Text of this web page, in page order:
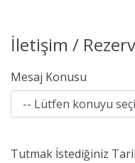
İletişim /
Mesaj Konusu
Tutmak İstediğiniz